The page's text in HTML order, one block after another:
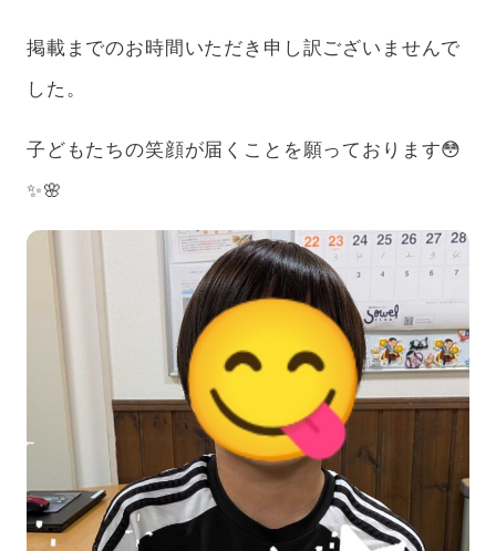
掲載までのお時間いただき申し訳ございませんで
した。
子どもたちの笑顔が届くことを願っております😳
✨🌸